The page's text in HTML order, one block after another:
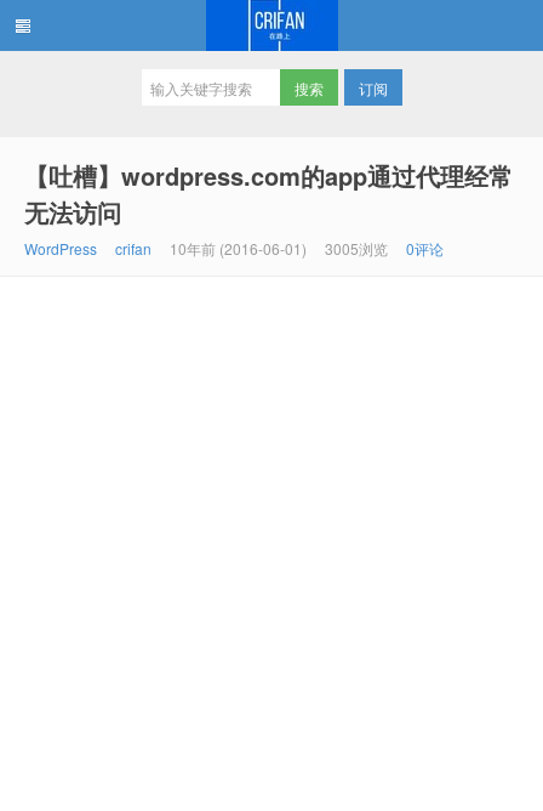
订阅
【吐槽】wordpress.com的app通过代理经常
无法访问
WordPress crifan 10年前 (2016-06-01) 3005浏览 0评论